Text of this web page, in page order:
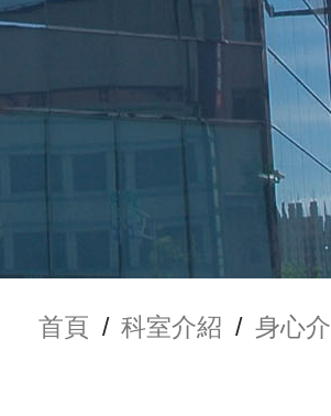
首頁 / 科室介紹 / 身心